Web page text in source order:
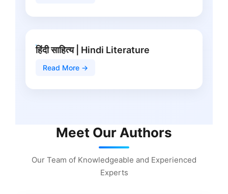
हिंदी साहित्य | Hindi Literature
Read More →
Meet Our Authors
Our Team of Knowledgeable and Experienced
Experts